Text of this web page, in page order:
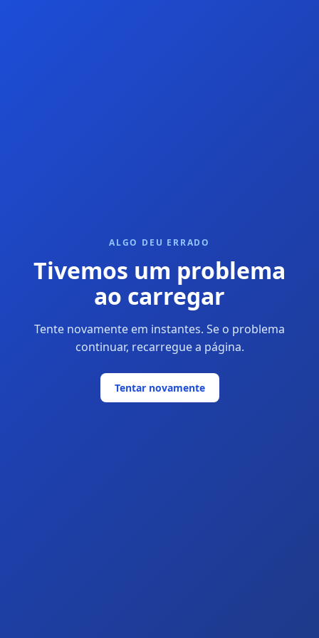
ALGO DEU ERRADO
Tivemos um problema
ao carregar
Tente novamente em instantes. Se o problema
continuar, recarregue a página.
Tentar novamente